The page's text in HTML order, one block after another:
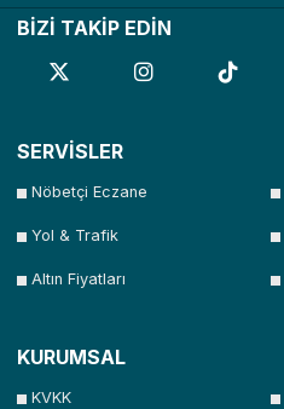
BİZİ TAKİP EDİN
SERVİSLER
Nöbetçi Eczane
Yol & Trafik
Altın Fiyatları
KURUMSAL
KVKK